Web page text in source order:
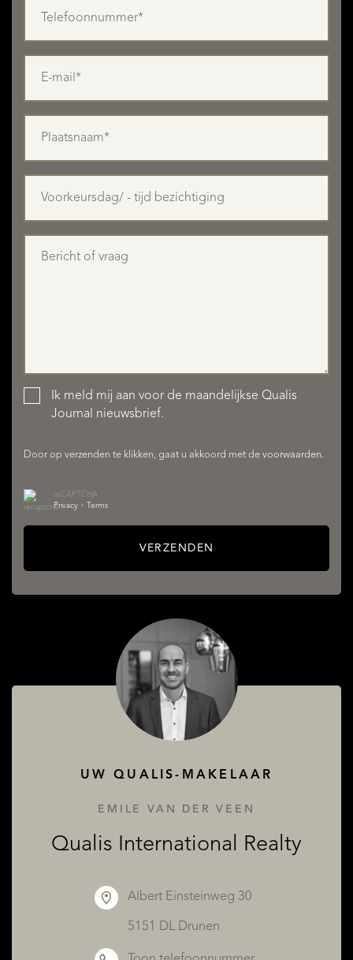
Ik meld mij aan voor de maandelijkse Qualis
Journal nieuwsbrief.
Door op verzenden te klikken, gaat u akkoord met de voorwaarden.
reCAPTCHA
Privacy • Terms
VERZENDEN
UW QUALIS-MAKELAAR
EMILE VAN DER VEEN
Qualis International Realty
Albert Einsteinweg 30
5151 DL Drunen
AANBOD
DIENSTEN